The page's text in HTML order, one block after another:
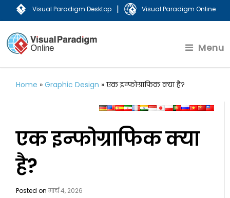
Visual Paradigm Desktop | Visual Paradigm Online
Menu
Home »Graphic Design »एक इन्फोग्राफिक क्या है?
एक इन्फोग्राफिक क्या
है?
Posted onमार्च 4, 2026